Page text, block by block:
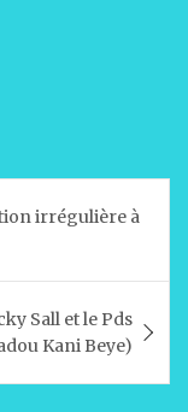
irrégulière à
Sall et le Pds
Kani Beye)